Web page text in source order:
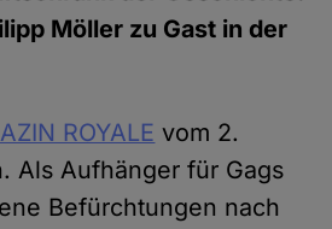
Möller zu Gast in der
ROYALE vom 2.
Als Aufhänger für Gags
Befürchtungen nach